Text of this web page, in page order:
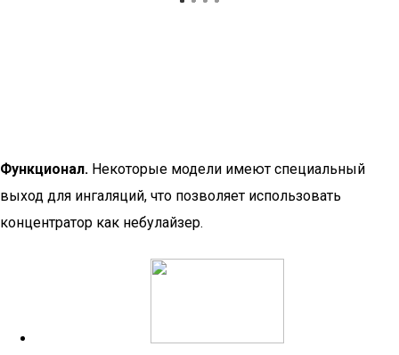
Функционал. Некоторые модели имеют специальный
выход для ингаляций, что позволяет использовать
концентратор как небулайзер.